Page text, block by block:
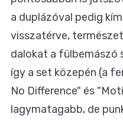
a duplázóval pedig
visszatérve,
dalokat a fülbemászó
így a set közepén (a
No Difference" és
lagymatagabb, de